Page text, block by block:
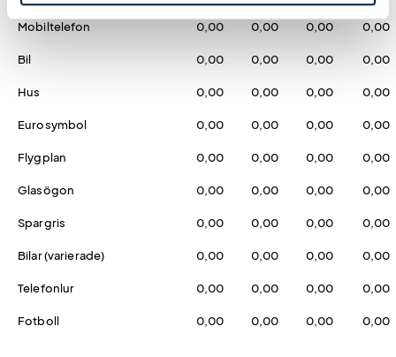
Mobiltelefon 0,00 0,00 0,00 0,00
Bil 0,00 0,00 0,00 0,00
Hus 0,00 0,00 0,00 0,00
Eurosymbol 0,00 0,00 0,00 0,00
Flygplan 0,00 0,00 0,00 0,00
Glasögon 0,00 0,00 0,00 0,00
Spargris 0,00 0,00 0,00 0,00
Bilar (varierade) 0,00 0,00 0,00 0,00
Telefonlur 0,00 0,00 0,00 0,00
Fotboll 0,00 0,00 0,00 0,00